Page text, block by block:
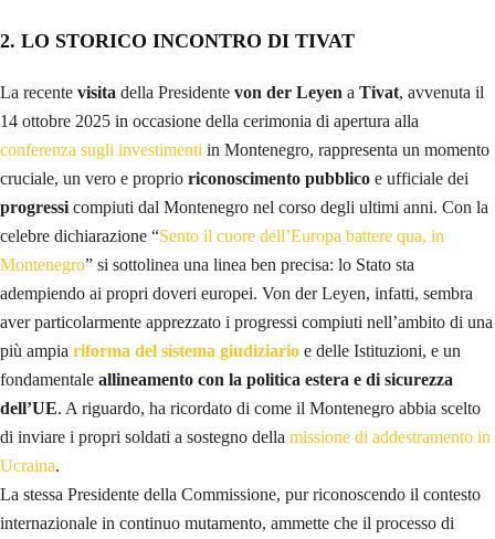
2. LO STORICO INCONTRO DI TIVAT
La recente visita della Presidente von der Leyen a Tivat, avvenuta il
14 ottobre 2025 in occasione della cerimonia di apertura alla
conferenza sugli investimenti in Montenegro, rappresenta un momento
cruciale, un vero e proprio riconoscimento pubblico e ufficiale dei
progressi compiuti dal Montenegro nel corso degli ultimi anni. Con la
celebre dichiarazione “Sento il cuore dell’Europa battere qua, in
Montenegro” si sottolinea una linea ben precisa: lo Stato sta
adempiendo ai propri doveri europei. Von der Leyen, infatti, sembra
aver particolarmente apprezzato i progressi compiuti nell’ambito di una
più ampia riforma del sistema giudiziario e delle Istituzioni, e un
fondamentale allineamento con la politica estera e di sicurezza
dell’UE. A riguardo, ha ricordato di come il Montenegro abbia scelto
di inviare i propri soldati a sostegno della missione di addestramento in
Ucraina.
La stessa Presidente della Commissione, pur riconoscendo il contesto
internazionale in continuo mutamento, ammette che il processo di